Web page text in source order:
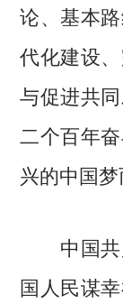
论、基本
代化建设
与促进共
二个百年
兴的中国梦
中国共
国人民谋